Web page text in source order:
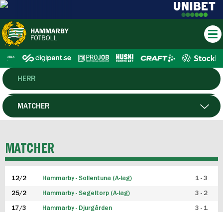
HERR
DAM
P19
F19
FUTSAL HERR
MATCHER
MATCHER
12/2 Hammarby - Sollentuna (A-lag) 1 - 3
25/2 Hammarby - Segeltorp (A-lag) 3 - 2
17/3 Hammarby - Djurgården 3 - 1